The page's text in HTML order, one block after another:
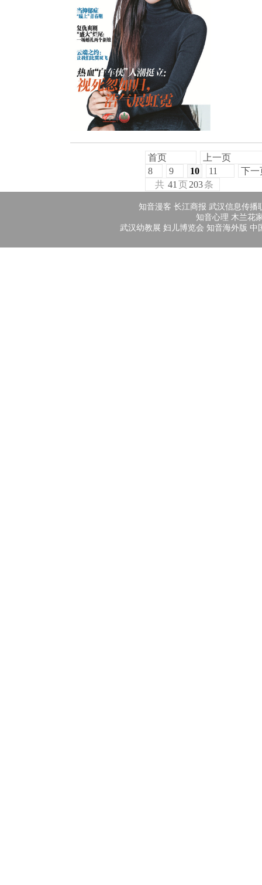
首页
上一页
8
9 10 11
下一
共 41 页203条
知音漫客 长江商报 武汉信息传播
知音心理 木兰花
武汉幼教展 妇儿博览会 知音海外版 中